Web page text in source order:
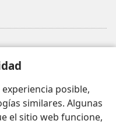
posible,
similares. Algunas
el sitio web funcione,